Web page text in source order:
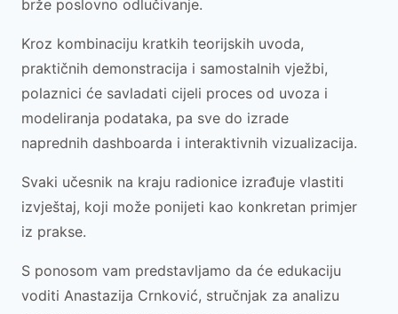
brže poslovno odlučivanje.
Kroz kombinaciju kratkih teorijskih uvoda,
praktičnih demonstracija i samostalnih vježbi,
polaznici će savladati cijeli proces od uvoza i
modeliranja podataka, pa sve do izrade
naprednih dashboarda i interaktivnih vizualizacija.
Svaki učesnik na kraju radionice izrađuje vlastiti
izvještaj, koji može ponijeti kao konkretan primjer
iz prakse.
S ponosom vam predstavljamo da će edukaciju
voditi Anastazija Crnković, stručnjak za analizu